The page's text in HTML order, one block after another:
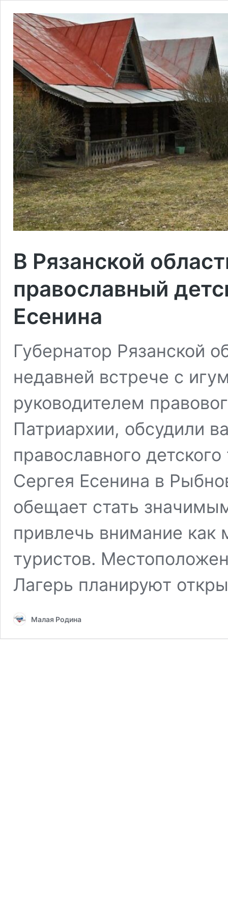
В Рязанской
православный
Есенина
Губернатор Рязанской
недавней встрече с
руководителем
Патриархии, обсудили
православного
Сергея Есенина в
обещает стать
привлечь внимание как
туристов.
Лагерь планируют
Малая Родина